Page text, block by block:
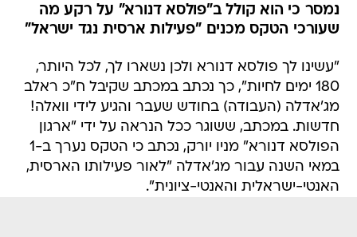
נמסר כי הוא קולל ב"פולסא דנורא" על רקע מה
שעורכי הטקס מכנים "פעילות ארסית נגד ישראל"
"עשינו לך פולסא דנורא ולכן נשארו לך, לכל היותר,
180 ימים לחיות", כך נכתב במכתב שקיבל ח"כ ראלב
מג'אדלה (העבודה) בחודש שעבר והגיע לידי וואלה!
חדשות. במכתב, ששוגר ככל הנראה על ידי "ארגון
הפולסא דנורא" מניו יורק, נכתב כי הטקס נערך ב-1
במאי השנה עבור מג'אדלה "לאור פעילותו הארסית,
האנטי-ישראלית והאנטי-ציונית".